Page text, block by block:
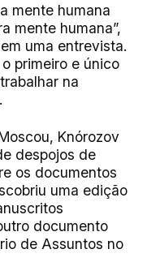
mente humana
mente humana”,
uma entrevista.
primeiro e único
na
Knórozov
despojos de
os documentos
uma edição
documento
de Assuntos no